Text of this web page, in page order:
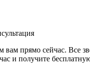
вам прямо сейчас. Все
и получите